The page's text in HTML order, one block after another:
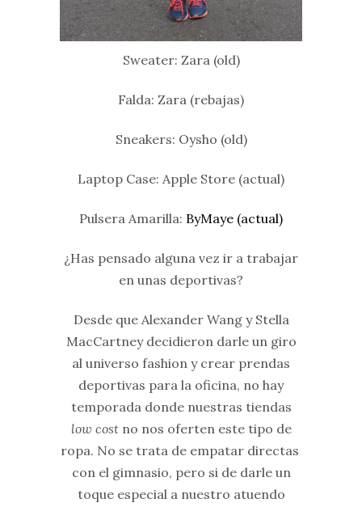
Sweater: Zara (old)
Falda: Zara (rebajas)
Sneakers: Oysho (old)
Laptop Case: Apple Store (actual)
Pulsera Amarilla: ByMaye (actual)
¿Has pensado alguna vez ir a trabajar
en unas deportivas?
Desde que Alexander Wang y Stella
MacCartney decidieron darle un giro
al universo fashion y crear prendas
deportivas para la oficina, no hay
temporada donde nuestras tiendas
low costno nos oferten este tipo de
ropa. No se trata de empatar directas
con el gimnasio, pero si de darle un
toque especial a nuestro atuendo